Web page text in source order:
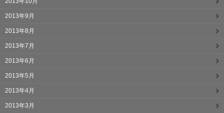
2013年9月
2013年8月
2013年7月
2013年6月
2013年5月
2013年4月
2013年3月